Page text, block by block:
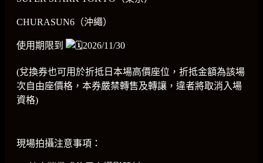
CHURASUN6（沖繩）
使用期限到 2026/11/30
(兌換券也可用於折抵日本場高價座位，折抵金額為該場
次自由座價格，本券嚴禁轉售及轉讓，違者將取消入場
資格)
現場拍攝注意事項：